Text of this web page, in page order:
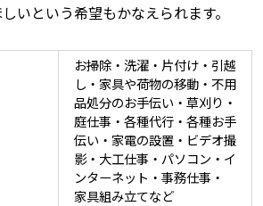
いという希望もかなえられます。
お掃除・洗濯・片付け・引越
し・家具や荷物の移動・不用
品処分のお手伝い・草刈り・
庭仕事・各種代行・各種お手
伝い・家電の設置・ビデオ撮
影・大工仕事・パソコン・イ
ンターネット・事務仕事・
家具組み立てなど